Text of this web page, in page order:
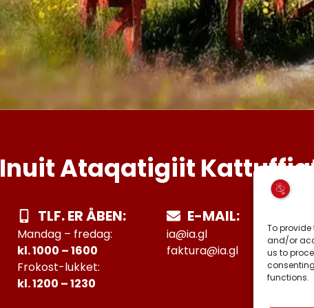
To provide
and/or
us to
functions.
Inuit Ataqatigiit
TLF. ER ÅBEN:
Mandag – fredag:
kl. 1000 – 1600
Frokost-lukket:
kl. 1200 – 1230
E-MAIL:
ia@ia.gl
faktura@ia.gl